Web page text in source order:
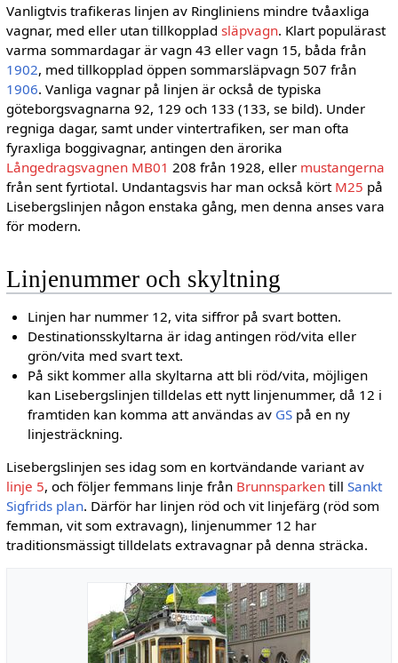
Vanligtvis trafikeras linjen av Ringliniens mindre tvåaxliga
vagnar, med eller utan tillkopplad släpvagn. Klart populärast
varma sommardagar är vagn 43 eller vagn 15, båda från
1902, med tillkopplad öppen sommarsläpvagn 507 från
1906. Vanliga vagnar på linjen är också de typiska
göteborgsvagnarna 92, 129 och 133 (133, se bild). Under
regniga dagar, samt under vintertrafiken, ser man ofta
fyraxliga boggivagnar, antingen den ärorika
Långedragsvagnen MB01 208 från 1928, eller mustangerna
från sent fyrtiotal. Undantagsvis har man också kört M25 på
Lisebergslinjen någon enstaka gång, men denna anses vara
för modern.
Linjenummer och skyltning
Linjen har nummer 12, vita siffror på svart botten.
Destinationsskyltarna är idag antingen röd/vita eller
grön/vita med svart text.
På sikt kommer alla skyltarna att bli röd/vita, möjligen
kan Lisebergslinjen tilldelas ett nytt linjenummer, då 12 i
framtiden kan komma att användas av GS på en ny
linjesträckning.
Lisebergslinjen ses idag som en kortvändande variant av
linje 5, och följer femmans linje från Brunnsparkentill Sankt
Sigfrids plan. Därför har linjen röd och vit linjefärg (röd som
femman, vit som extravagn), linjenummer 12 har
traditionsmässigt tilldelats extravagnar på denna sträcka.